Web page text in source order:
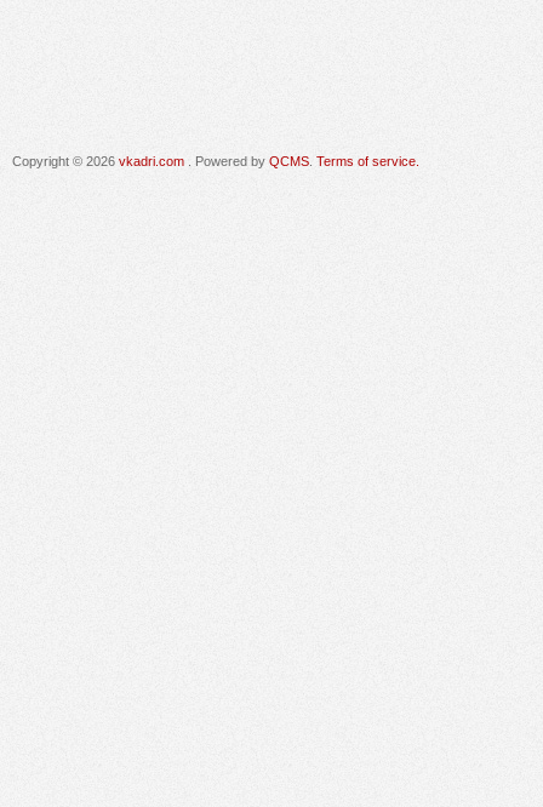
Copyright © 2026 vkadri.com . Powered by QCMS Terms of service.